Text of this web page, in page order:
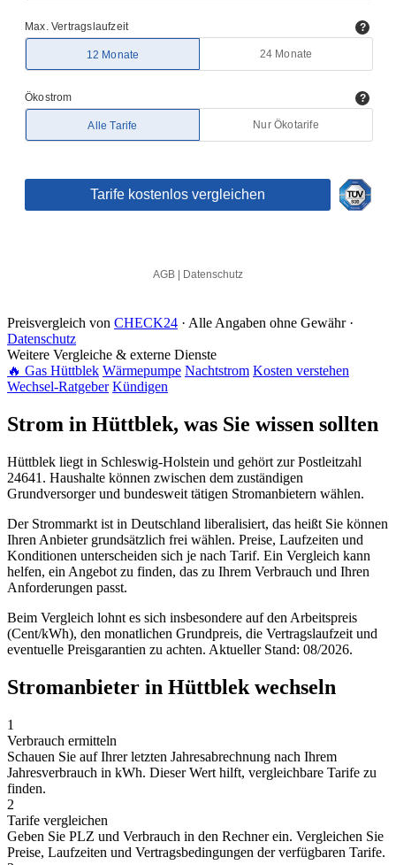
Preisvergleich von CHECK24 · Alle Angaben ohne Gewähr ·
Datenschutz
Weitere Vergleiche & externe Dienste
🔥 Gas Hüttblek Wärmepumpe Nachtstrom Kosten verstehen
Wechsel-Ratgeber Kündigen
Strom in Hüttblek, was Sie wissen sollten
Hüttblek liegt in Schleswig-Holstein und gehört zur Postleitzahl
24641. Haushalte können zwischen dem zuständigen
Grundversorger und bundesweit tätigen Stromanbietern wählen.
Der Strommarkt ist in Deutschland liberalisiert, das heißt Sie können
Ihren Anbieter grundsätzlich frei wählen. Preise, Laufzeiten und
Konditionen unterscheiden sich je nach Tarif. Ein Vergleich kann
helfen, ein Angebot zu finden, das zu Ihrem Verbrauch und Ihren
Anforderungen passt.
Beim Vergleich lohnt es sich insbesondere auf den Arbeitspreis
(Cent/kWh), den monatlichen Grundpreis, die Vertragslaufzeit und
eventuelle Preisgarantien zu achten. Aktueller Stand: 08/2026.
Stromanbieter in Hüttblek wechseln
1
Verbrauch ermitteln
Schauen Sie auf Ihrer letzten Jahresabrechnung nach Ihrem
Jahresverbrauch in kWh. Dieser Wert hilft, vergleichbare Tarife zu
finden.
2
Tarife vergleichen
Geben Sie PLZ und Verbrauch in den Rechner ein. Vergleichen Sie
Preise, Laufzeiten und Vertragsbedingungen der verfügbaren Tarife.